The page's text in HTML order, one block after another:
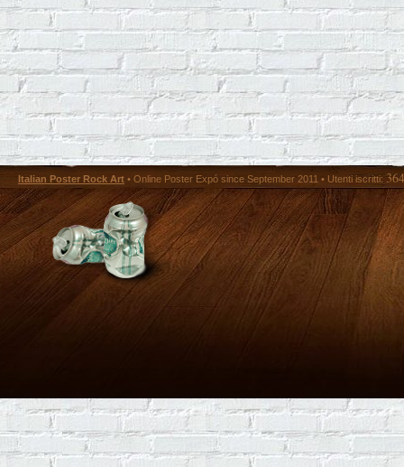
Italian Poster Rock Art • Online Poster Expó since September 2011 • Utenti iscritti: 364